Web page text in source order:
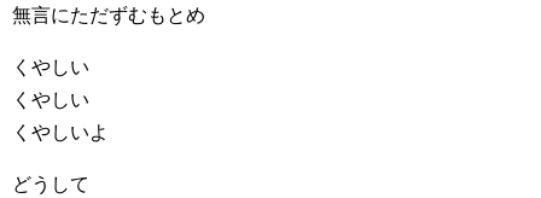
無言にただずむもとめ
くやしい
くやしい
くやしいよ
どうして